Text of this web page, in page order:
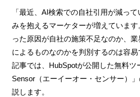
「最近、AI検索での自社引用が減っ
みを抱えるマーケターが増えていま
った原因が自社の施策不足なのか、
によるものなのかを判別するのは容
記事では、HubSpotが公開した無料ツ
Sensor（エーイーオー・センサー）
説します。